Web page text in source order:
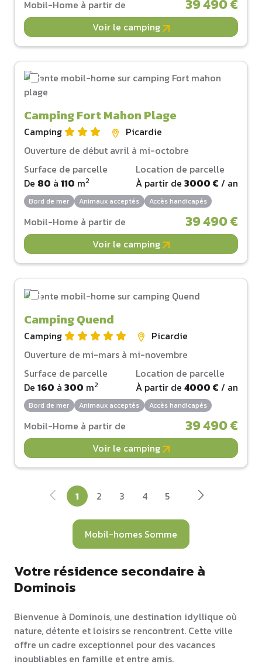
Mobil-Home à partir de 39 490 €
Voir le camping
Camping Fort Mahon Plage
Camping
Picardie
Ouverture de début avril à mi-octobre
Surface de parcelle
De 80 à 110 m2
Location de parcelle
À partir de 3000 € / an
Bord de mer Animaux acceptés Accès handicapés
Mobil-Home à partir de 39 490 €
Voir le camping
Camping Quend
Camping
Picardie
Ouverture de mi-mars à mi-novembre
Surface de parcelle
De 160 à 300 m2
Location de parcelle
À partir de 4000 € / an
Bord de mer Animaux acceptés Accès handicapés
Mobil-Home à partir de 39 490 €
Voir le camping
1 2 3 4 5
Mobil-homes Somme
Votre résidence secondaire à
Dominois
Bienvenue à Dominois, une destination idyllique où
nature, détente et loisirs se rencontrent. Cette ville
offre un cadre exceptionnel pour des vacances
inoubliables en famille et entre amis.